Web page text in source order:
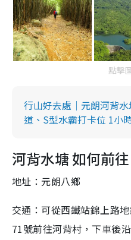
點擊
行山好去處｜元朗河背
道、S型水霸打卡位 1小
河背水塘 如何前往
地址：元朗八鄉
交通：可從西鐵站錦上路
71號前往河背村，下車後